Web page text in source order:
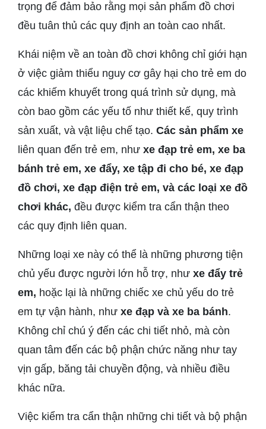
trọng để đảm bảo rằng mọi sản phẩm đồ chơi
đều tuân thủ các quy định an toàn cao nhất.
Khái niệm về an toàn đồ chơi không chỉ giới hạn
ở việc giảm thiểu nguy cơ gây hại cho trẻ em do
các khiếm khuyết trong quá trình sử dụng, mà
còn bao gồm các yếu tố như thiết kế, quy trình
sản xuất, và vật liệu chế tạo. Các sản phẩm xe
liên quan đến trẻ em, như xe đạp trẻ em, xe ba
bánh trẻ em, xe đẩy, xe tập đi cho bé, xe đạp
đồ chơi, xe đạp điện trẻ em, và các loại xe đồ
chơi khác, đều được kiểm tra cẩn thận theo
các quy định liên quan.
Những loại xe này có thể là những phương tiện
chủ yếu được người lớn hỗ trợ, như xe đẩy trẻ
em, hoặc lại là những chiếc xe chủ yếu do trẻ
em tự vận hành, như xe đạp và xe ba bánh.
Không chỉ chú ý đến các chi tiết nhỏ, mà còn
quan tâm đến các bộ phận chức năng như tay
vịn gấp, băng tải chuyền động, và nhiều điều
khác nữa.
Việc kiểm tra cẩn thận những chi tiết và bộ phận